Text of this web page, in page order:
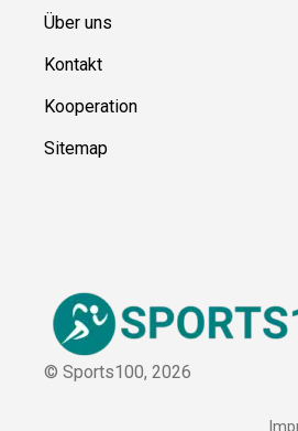
Ressource
Über uns
Kontakt